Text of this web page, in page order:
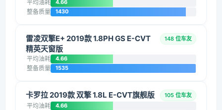
平均油耗 4.66
整备质量 1430
雷凌双擎E+ 2019款 1.8PH GS E-CVT
精英天窗版
148 位车友
平均油耗 4.66
整备质量 1535
卡罗拉 2019款 双擎 1.8L E-CVT旗舰版 105 位车友
平均油耗 4.66